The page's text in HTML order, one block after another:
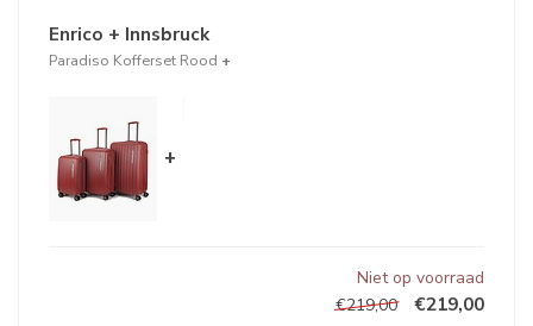
Enrico + Innsbruck
Paradiso Kofferset Rood +
+
Niet op voorraad
€219,00
€219,00